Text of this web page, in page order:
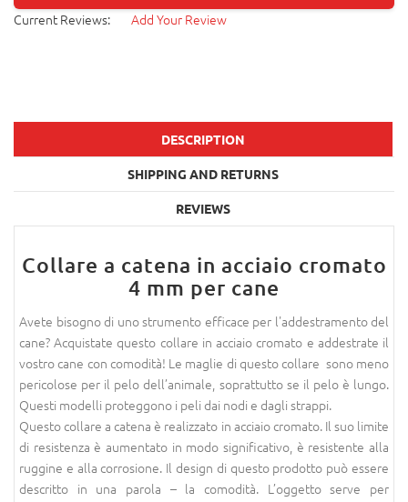
Current Reviews: Add Your Review
DESCRIPTION
SHIPPING AND RETURNS
REVIEWS
Collare a catena in acciaio cromato
4 mm per cane
Avete bisogno di uno strumento efficace per l'addestramento del
cane? Acquistate questo collare in acciaio cromato e addestrate il
vostro cane con comodità! Le maglie di questo collare sono meno
pericolose per il pelo dell’animale, soprattutto se il pelo è lungo.
Questi modelli proteggono i peli dai nodi e dagli strappi.
Questo collare a catena è realizzato in acciaio cromato. Il suo limite
di resistenza è aumentato in modo significativo, è resistente alla
ruggine e alla corrosione. Il design di questo prodotto può essere
descritto in una parola – la comodità. L’oggetto serve per